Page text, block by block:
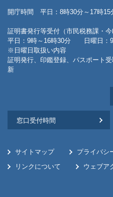
開庁時間 平日：8時30分～17時15
証明書発行等受付（市民税務課・今
平日：9時～16時30分 日曜日：9
※日曜日取扱い内容
証明発行、印鑑登録、パスポート
新
窓口受付時間
サイトマップ プライバシ
リンクについて
ウェブア